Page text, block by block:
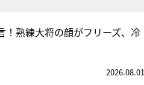
！熟練大将の顔がフリーズ、冷
2026.08.01